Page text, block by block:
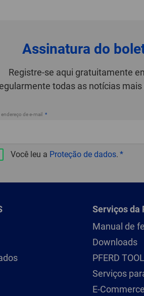
Assinatura do
Registre-se aqui gratuitamente
todas as notícias
endereço de e-mail
Você leu a Proteção de dados.
Serviços da
Manual de
Downloads
PFERD
Serviços
E-Commerce